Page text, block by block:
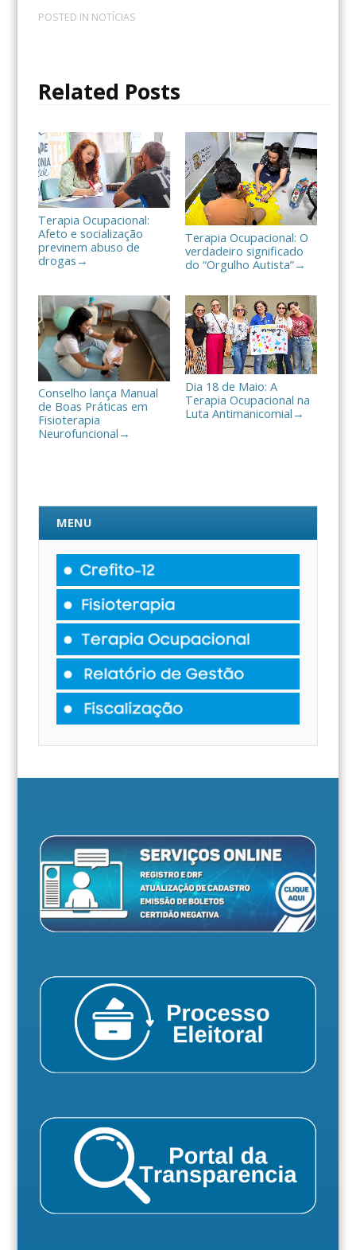
c
e
k
i
t
m
p
i
l
a
r
POSTED IN NOTÍCIAS
Related Posts
Terapia Ocupacional:
Afeto e socialização
previnem abuso de
drogas →
Terapia Ocupacional: O
verdadeiro significado
do “Orgulho Autista”→
Conselho lança Manual
de Boas Práticas em
Fisioterapia
Neurofuncional →
Dia 18 de Maio: A
Terapia Ocupacional na
Luta Antimanicomial →
MENU